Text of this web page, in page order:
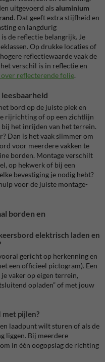
uitgevoerd alsaluminium
. Dat geeft extra stijfheid en
en langdurig
de reflectie belangrijk. Je
Op drukke locaties of
reflectiewaarde vaak de
verschil is in reflectie en
reflecterende folie.
bord op de juiste plek en
rijrichting of op een zichtlijn
het inrijden van het terrein.
Dan is het vaak slimmer om
voor meerdere vakken te
borden. Montage verschilt
op hekwerk of bij een
bevestiging je nodig hebt?
voor de juiste montage-
borden en
elektrisch laden en
gericht op herkenning en
een officieel pictogram). Een
vaker op eigen terrein,
opladen” of met jouw
met pijlen?
laadpunt wilt sturen of als de
liggen. Bij meerdere
in één oogopslag de richting